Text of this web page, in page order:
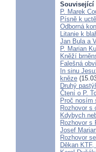
Související
P. Marek
Písně k
Odborná
Litanie k
Jan Bula a
P. Marian
Kněží
Falešná
In sinu
kněze
Druhý
Čtení o P.
Proč nosím
Rozhovor s
Kdybych
Rozhovor s
Josef
Rozhovor
Děkan